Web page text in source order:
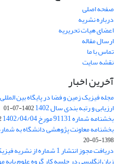
صفحه اصلی
درباره نشریه
اعضای هیات تحریریه
ارسال مقاله
تماس با ما
نقشه سایت
آخرین اخبار
مجله فیزیک زمین و فضا در پایگاه بین المللی DOAJ نمایه شد.
ارزیابی و رتبه بندی سال 1402 1402-07-01
بخشنامه شماره 91131 مورخ 1402/04/04
بخشنامه معاونت پژوهشی دانشگاه به شماره 140/130382 مورخ 98/
1398-05-20
دریافت مجوز انتشار 1